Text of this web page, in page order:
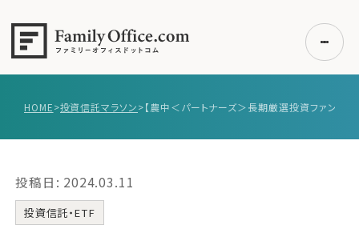
事例紹介
エキスパート一覧
HOME>投資信託マラソン>
投稿日: 2024.03.11
投資信託・ETF